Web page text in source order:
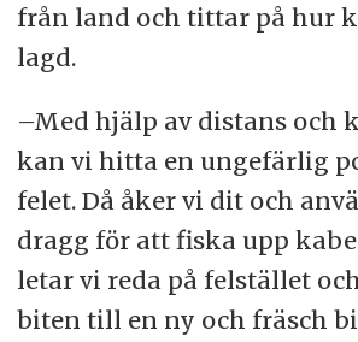
från land och tittar på hur
lagd.
–Med hjälp av distans och
kan vi hitta en ungefärlig
felet. Då åker vi dit och
dragg för att fiska upp
letar vi reda på felstället
biten till en ny och fräsch